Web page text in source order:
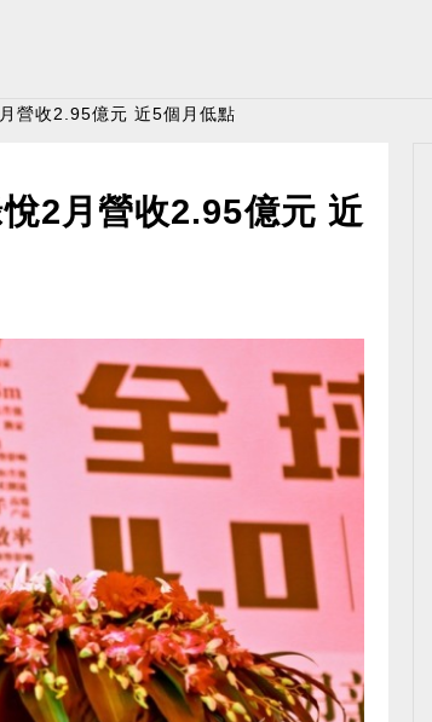
營收2.95億元 近5個月低點
2月營收2.95億元 近